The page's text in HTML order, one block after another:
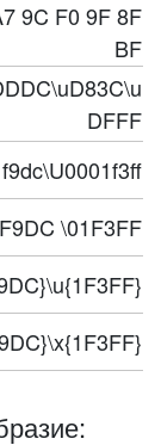
9C F0 9F 8F
BF
DFFF
\01F3FF